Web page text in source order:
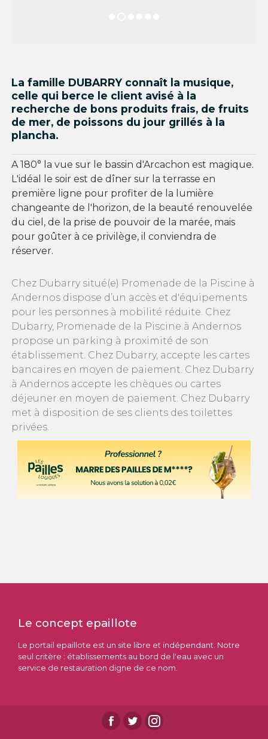
La famille DUBARRY connaît la musique,
celle qui berce le client avisé à la
recherche de bons produits frais, de fruits
de mer, de poissons du jour grillés à la
plancha.
A 180° la vue sur le bassin d'Arcachon est magique.
L'idéal le soir est de dîner sur la terrasse en
première ligne pour profiter de la lumière
changeante de l'horizon, de la beauté renouvelée
du ciel, de la prise de pouvoir de la marée, mais
pour goûter à ce privilège, il conviendra de
réserver.
Chez Dubarry situé(e) Promenade de la Piscine à
Andernos dispose d’un accès et d'équipements
pour les personnes à mobilité réduite. Chez
Dubarry, Promenade de la Piscine à Andernos
propose un parking à proximité de son
établissement. Chez Dubarry, accepte les cartes
bancaires en moyen de paiement. Chez Dubarry
à Andernos accepte les chèques ou cartes
déjeuner en moyen de paiement. Chez Dubarry
met à disposition de ses clients des toilettes
privées.
Le concept epaillote
Le portail epaillote est un site libre et indépendant. Notre
seul critère : établissements au bord de l'eau avec un
service de restauration digne de ce nom.